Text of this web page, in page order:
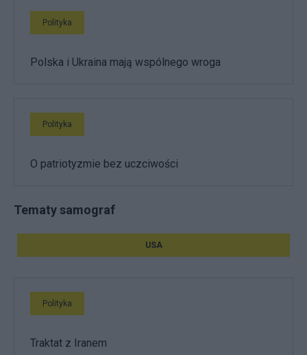
Polityka
Polska i Ukraina mają wspólnego wroga
Polityka
O patriotyzmie bez uczciwości
Tematy samograf
USA
Polityka
Traktat z Iranem